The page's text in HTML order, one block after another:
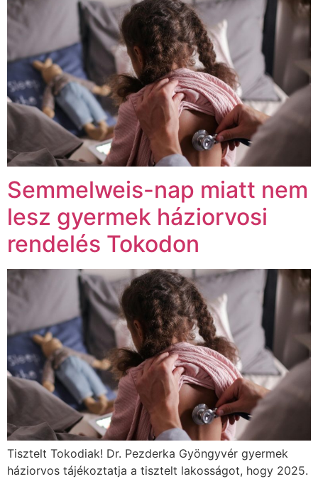
Semmelweis-nap miatt nem
lesz gyermek háziorvosi
rendelés Tokodon
Tisztelt Tokodiak! Dr. Pezderka Gyöngyvér gyermek
háziorvos tájékoztatja a tisztelt lakosságot, hogy 2025.